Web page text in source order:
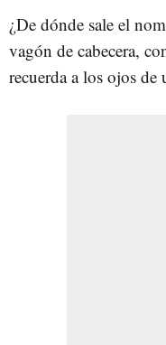
¿De dónde sale el
vagón de cabecera,
recuerda a los ojos